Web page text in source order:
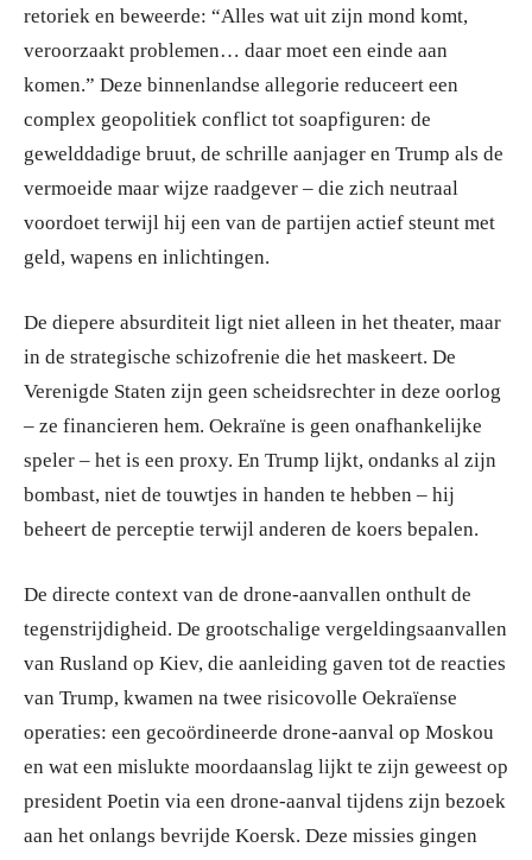
retoriek en beweerde: “Alles wat uit zijn mond komt,
veroorzaakt problemen… daar moet een einde aan
komen.” Deze binnenlandse allegorie reduceert een
complex geopolitiek conflict tot soapfiguren: de
gewelddadige bruut, de schrille aanjager en Trump als de
vermoeide maar wijze raadgever – die zich neutraal
voordoet terwijl hij een van de partijen actief steunt met
geld, wapens en inlichtingen.
De diepere absurditeit ligt niet alleen in het theater, maar
in de strategische schizofrenie die het maskeert. De
Verenigde Staten zijn geen scheidsrechter in deze oorlog
– ze financieren hem. Oekraïne is geen onafhankelijke
speler – het is een proxy. En Trump lijkt, ondanks al zijn
bombast, niet de touwtjes in handen te hebben – hij
beheert de perceptie terwijl anderen de koers bepalen.
De directe context van de drone-aanvallen onthult de
tegenstrijdigheid. De grootschalige vergeldingsaanvallen
van Rusland op Kiev, die aanleiding gaven tot de reacties
van Trump, kwamen na twee risicovolle Oekraïense
operaties: een gecoördineerde drone-aanval op Moskou
en wat een mislukte moordaanslag lijkt te zijn geweest op
president Poetin via een drone-aanval tijdens zijn bezoek
aan het onlangs bevrijde Koersk. Deze missies gingen